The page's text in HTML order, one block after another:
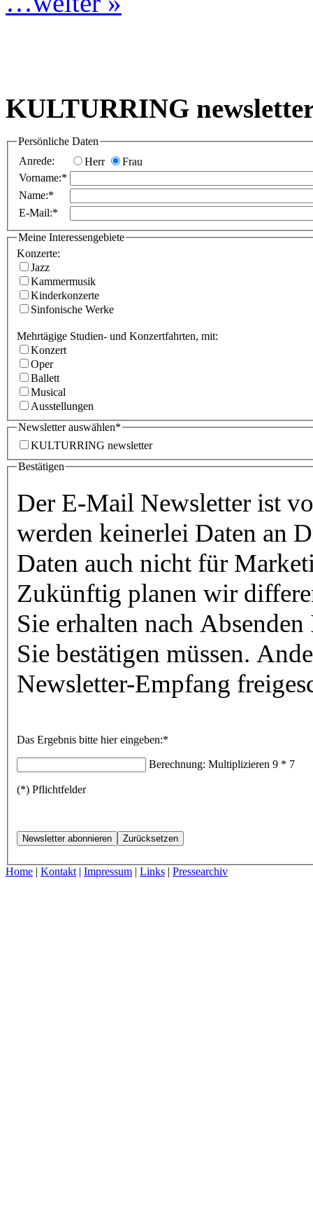
KULTURRING
Persönliche Daten
Anrede:
Herr
Frau
Vorname:*
Name:*
E-Mail:*
Meine Interessengebiete
Konzerte:
Jazz
Kammermusik
Kinderkonzerte
Sinfonische Werke
Mehrtägige Studien- und Konzertfahrten, mit:
Konzert
Oper
Ballett
Musical
Ausstellungen
Newsletter auswählen*
KULTURRING newsletter
Bestätigen
Der E-Mail Newsletter ist
werden keinerlei Daten an
Zukünftig planen wir
Sie erhalten nach
Sie bestätigen müssen.
Newsletter-Empfang
Das Ergebnis bitte hier eingeben:*
Berechnung: Multiplizieren 9 * 7
(*) Pflichtfelder
Home | Kontakt | Impressum | Links | Pressearchiv